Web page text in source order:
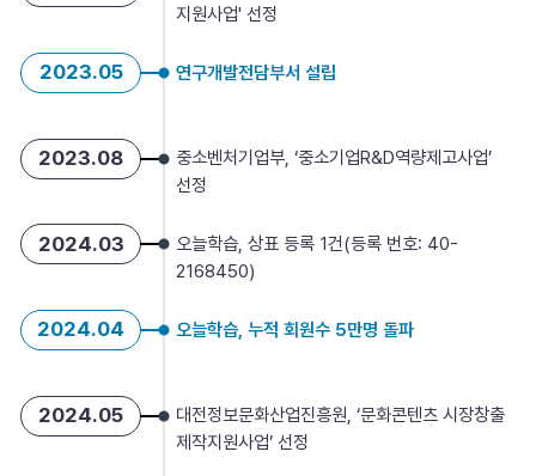
지원사업' 선정
2023.05 연구개발전담부서 설립
2023.08
중소벤처기업부, ‘중소기업R&D역량제고사업’
선정
2024.03
오늘학습, 상표 등록 1건(등록 번호: 40-
2168450)
2024.04 오늘학습, 누적 회원수 5만명 돌파
2024.05
대전정보문화산업진흥원, ‘문화콘텐츠 시장창출
제작지원사업’ 선정